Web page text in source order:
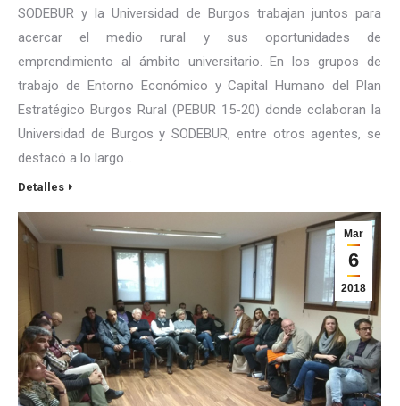
SODEBUR y la Universidad de Burgos trabajan juntos para
acercar el medio rural y sus oportunidades de
emprendimiento al ámbito universitario. En los grupos de
trabajo de Entorno Económico y Capital Humano del Plan
Estratégico Burgos Rural (PEBUR 15-20) donde colaboran la
Universidad de Burgos y SODEBUR, entre otros agentes, se
destacó a lo largo…
Detalles
Mar
6
2018